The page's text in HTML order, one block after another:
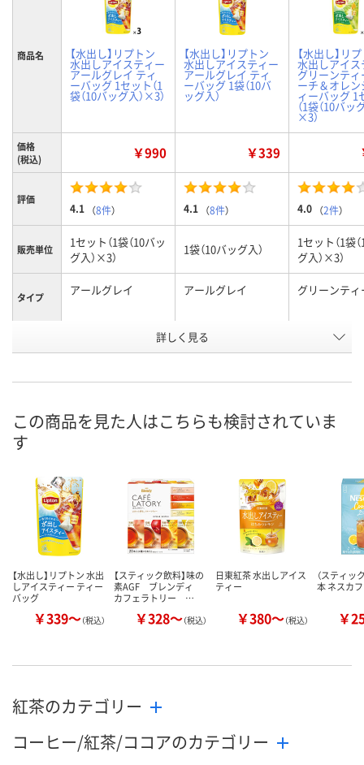
商品名 【水出し】リプトン
水出しアイスティー
アールグレイ ティ
ーバッグ 1セット（1
袋（10バッグ入）×3）
【水出し】リプトン
水出しアイスティー
アールグレイ ティ
ーバッグ 1袋（10バ
ッグ入）
【水出し】リ
水出しアイス
グリーンティ
ーチ＆オレン
ィーバッグ 1
（1袋（10バッ
×3）
価格
(税込)
￥990 ￥339
評価
4.1 （8件） 4.1 （8件） 4.0 （2件）
販売単位
1セット（1袋（10バッ
グ入）×3）
1袋（10バッグ入）
1セット（1袋
グ入）×3）
タイプ アールグレイ アールグレイ グリーンティ
KE98648 RH35911
8月8日（土）
カゴへ カゴへ
詳しく見る
この商品を見た人はこちらも検討されていま
す
【水出し】リプトン 水出
しアイスティー ティー
バッグ
￥339～（税込）
【スティック飲料】味の
素AGF ブレンディ
カフェラトリー …
￥328～（税込）
日東紅茶 水出しアイス
ティー
￥380～（税込）
（スティッ
本 ネスカ
￥
紅茶のカテゴリー
コーヒー/紅茶/ココアのカテゴリー